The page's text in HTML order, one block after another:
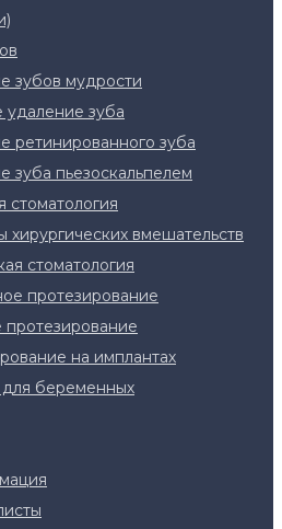
зубов мудрости
удаление зуба
ретинированного зуба
зуба пьезоскальпелем
стоматология
хирургических вмешательств
стоматология
протезирование
на имплантах
для беременных